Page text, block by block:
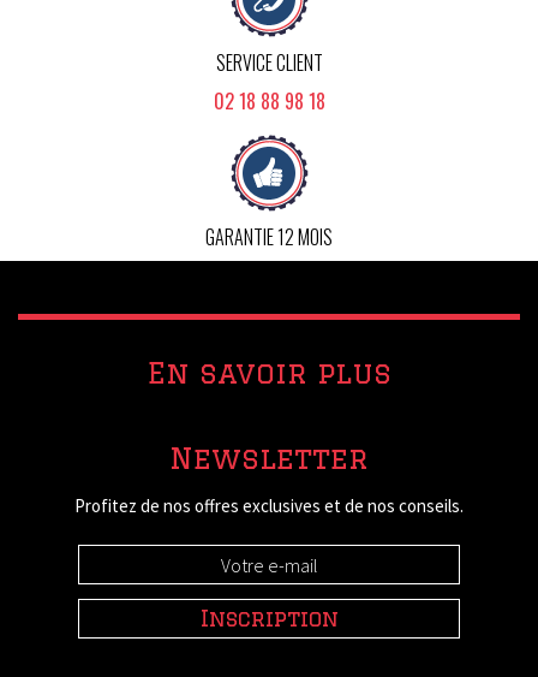
SERVICE CLIENT
02 18 88 98 18
GARANTIE 12 MOIS
En savoir plus
Newsletter
Profitez de nos offres exclusives et de nos conseils.
Inscription